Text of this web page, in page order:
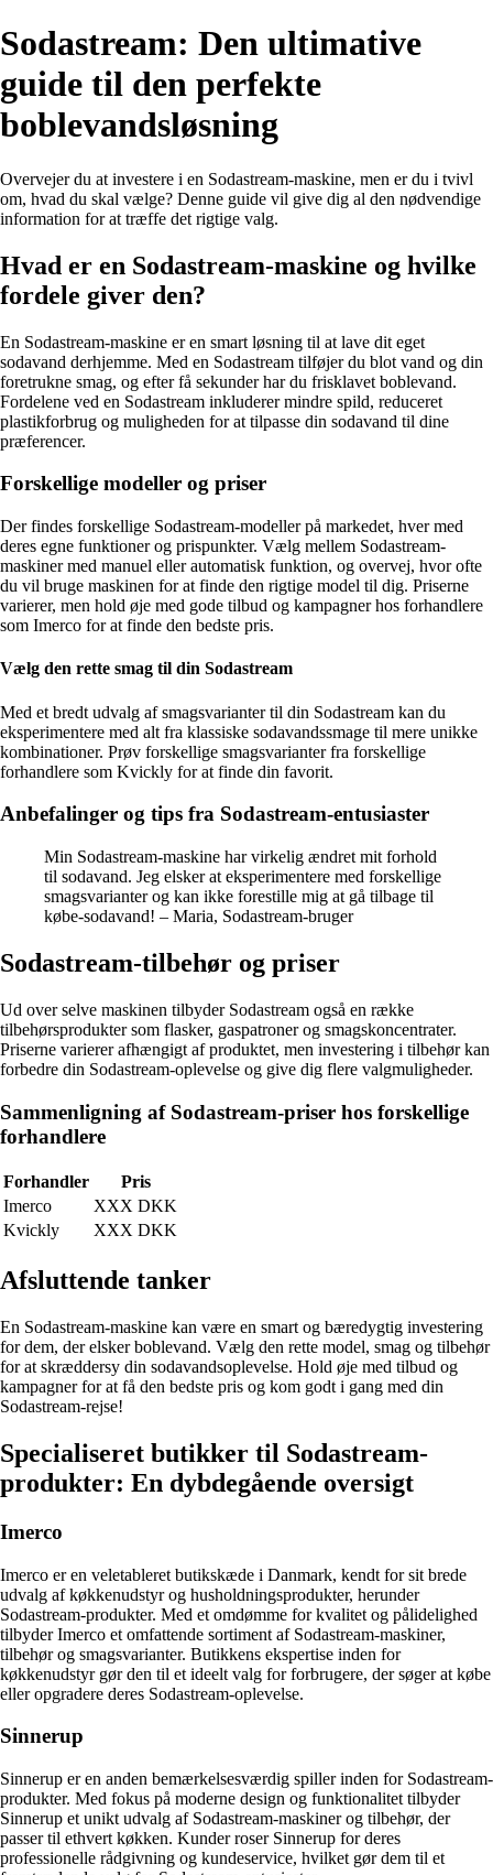
Sodastream: Den ultimative
guide til den perfekte
boblevandsløsning
Overvejer du at investere i en Sodastream-maskine, men er du i tvivl
om, hvad du skal vælge? Denne guide vil give dig al den nødvendige
information for at træffe det rigtige valg.
Hvad er en Sodastream-maskine og hvilke
fordele giver den?
En Sodastream-maskine er en smart løsning til at lave dit eget
sodavand derhjemme. Med en Sodastream tilføjer du blot vand og din
foretrukne smag, og efter få sekunder har du frisklavet boblevand.
Fordelene ved en Sodastream inkluderer mindre spild, reduceret
plastikforbrug og muligheden for at tilpasse din sodavand til dine
præferencer.
Forskellige modeller og priser
Der findes forskellige Sodastream-modeller på markedet, hver med
deres egne funktioner og prispunkter. Vælg mellem Sodastream-
maskiner med manuel eller automatisk funktion, og overvej, hvor ofte
du vil bruge maskinen for at finde den rigtige model til dig. Priserne
varierer, men hold øje med gode tilbud og kampagner hos forhandlere
som Imerco for at finde den bedste pris.
Vælg den rette smag til din Sodastream
Med et bredt udvalg af smagsvarianter til din Sodastream kan du
eksperimentere med alt fra klassiske sodavandssmage til mere unikke
kombinationer. Prøv forskellige smagsvarianter fra forskellige
forhandlere som Kvickly for at finde din favorit.
Anbefalinger og tips fra Sodastream-entusiaster
Min Sodastream-maskine har virkelig ændret mit forhold
til sodavand. Jeg elsker at eksperimentere med forskellige
smagsvarianter og kan ikke forestille mig at gå tilbage til
købe-sodavand! – Maria, Sodastream-bruger
Sodastream-tilbehør og priser
Ud over selve maskinen tilbyder Sodastream også en række
tilbehørsprodukter som flasker, gaspatroner og smagskoncentrater.
Priserne varierer afhængigt af produktet, men investering i tilbehør kan
forbedre din Sodastream-oplevelse og give dig flere valgmuligheder.
Sammenligning af Sodastream-priser hos forskellige
forhandlere
Forhandler
Pris
Imerco
XXX DKK
Kvickly
XXX DKK
Afsluttende tanker
En Sodastream-maskine kan være en smart og bæredygtig investering
for dem, der elsker boblevand. Vælg den rette model, smag og tilbehør
for at skræddersy din sodavandsoplevelse. Hold øje med tilbud og
kampagner for at få den bedste pris og kom godt i gang med din
Sodastream-rejse!
Specialiseret butikker til Sodastream-
produkter: En dybdegående oversigt
Imerco
Imerco er en veletableret butikskæde i Danmark, kendt for sit brede
udvalg af køkkenudstyr og husholdningsprodukter, herunder
Sodastream-produkter. Med et omdømme for kvalitet og pålidelighed
tilbyder Imerco et omfattende sortiment af Sodastream-maskiner,
tilbehør og smagsvarianter. Butikkens ekspertise inden for
køkkenudstyr gør den til et ideelt valg for forbrugere, der søger at købe
eller opgradere deres Sodastream-oplevelse.
Sinnerup
Sinnerup er en anden bemærkelsesværdig spiller inden for Sodastream-
produkter. Med fokus på moderne design og funktionalitet tilbyder
Sinnerup et unikt udvalg af Sodastream-maskiner og tilbehør, der
passer til ethvert køkken. Kunder roser Sinnerup for deres
professionelle rådgivning og kundeservice, hvilket gør dem til et